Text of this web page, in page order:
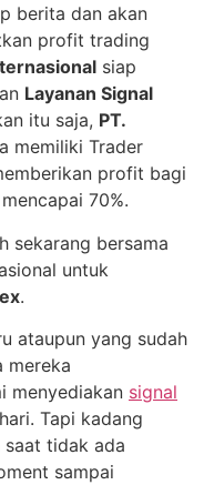
berita dan akan
profit trading
siap
Layanan Signal
itu saja, PT.
memiliki Trader
profit bagi
70%.
sekarang bersama
untuk
.
ataupun yang sudah
mereka
menyediakan signal
Tapi kadang
tidak ada
sampai